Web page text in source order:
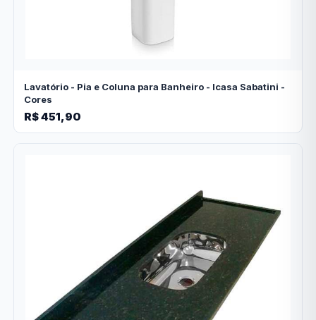
Lavatório - Pia e Coluna para Banheiro - Icasa Sabatini -
Cores
R$ 451,90